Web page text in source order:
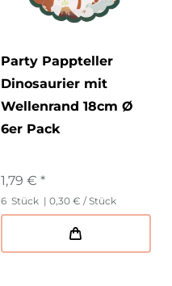
Party Pappteller
Dinosaurier mit
Wellenrand 18cm Ø
6er Pack
1,79 € *
6 Stück | 0,30 € / Stück